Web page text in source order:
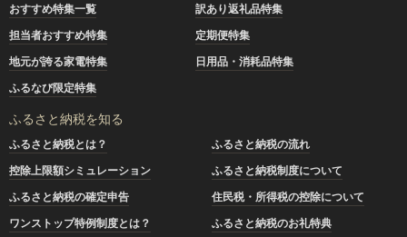
おすすめ特集一覧
訳あり返礼品特集
担当者おすすめ特集
定期便特集
地元が誇る家電特集
日用品・消耗品特集
ふるなび限定特集
ふるさと納税を知る
ふるさと納税とは？
ふるさと納税の流れ
控除上限額シミュレーション
ふるさと納税制度について
ふるさと納税の確定申告
住民税・所得税の控除について
ワンストップ特例制度とは？
ふるさと納税のお礼特典